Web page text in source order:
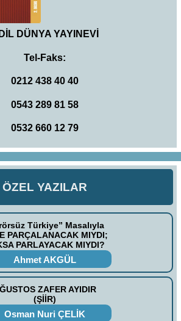
DÜNYA YAYINEVİ
Tel-Faks:
0212 438 40 40
0543 289 81 58
0532 660 12 79
ÖZEL YAZILAR
Türkiye” Masalıyla
PARÇALANACAK MIYDI;
PARLAYACAK MIYDI?
Ahmet AKGÜL
ZAFER AYIDIR
(ŞİİR)
Osman Nuri ÇELİK